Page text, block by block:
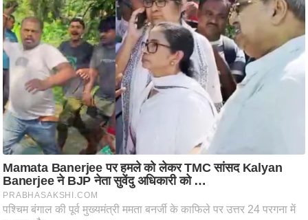
हि
मा
/
ध
र्म
ल
व्र
त
त्यो
हा
र